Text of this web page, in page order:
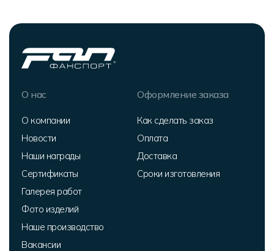
О нас
О компании
Новости
Наши награды
Сертификаты
Галерея работ
Фото изделий
Наше производство
Вакансии
Оформление заказа
Как сделать заказ
Оплата
Доставка
Сроки изготовления